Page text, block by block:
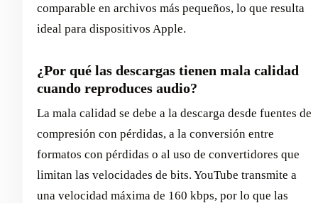
comparable en archivos más pequeños, lo que resulta
ideal para dispositivos Apple.
¿Por qué las descargas tienen mala calidad
cuando reproduces audio?
La mala calidad se debe a la descarga desde fuentes de
compresión con pérdidas, a la conversión entre
formatos con pérdidas o al uso de convertidores que
limitan las velocidades de bits. YouTube transmite a
una velocidad máxima de 160 kbps, por lo que las